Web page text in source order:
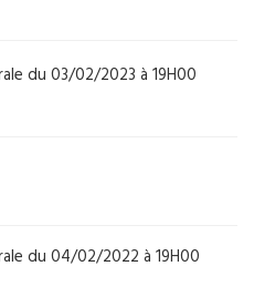
du 03/02/2023 à 19H00
du 04/02/2022 à 19H00